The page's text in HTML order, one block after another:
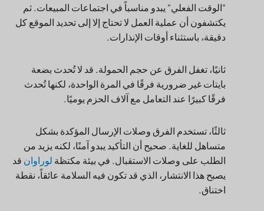
"الوقت الفعلي" يبدو مناسباً في اجتماعات المبيعات. ثم
يكتشفون أن عملية العمل لا تحتاج إلا إلى تحديد الموقع كل
دقيقة، باستثناء أوقات الإنذارات.
ثانيًا، تغفل الفرق عن حجم الحمولة. قد لا تُحدث بضعة
بايتات غير ضرورية فرقًا في المرة الواحدة، لكنها تُحدث
فرقًا كبيرًا عند التعامل مع آلاف الحزم يوميًا.
ثالثًا، تستخدم الفرق وصلات الإرسال المؤكدة بشكل
متساهل للغاية. صحيح أن التأكيد يبدو آمنًا، لكنه يزيد من
الطلب على وصلات الاستقبال. في بيئة مكتظة لوراوان قد
يصبح هذا الانتشار، الذي قد تكون فيه السلامة عائقاً، نقطة
اختناق.